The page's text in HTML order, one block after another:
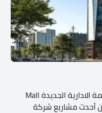
يعد مول بى ان داون تاون العاصمة الادارية الجديدة Mall